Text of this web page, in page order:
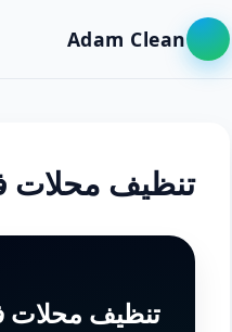
Adam Clean
تنظيف محلات
تنظيف محلات